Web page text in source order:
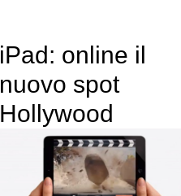
iPad: online il
nuovo spot
Hollywood